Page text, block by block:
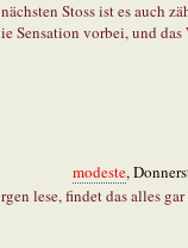
Stoss ist es auch
Sensation vorbei, und
modeste,
lese, findet das alles